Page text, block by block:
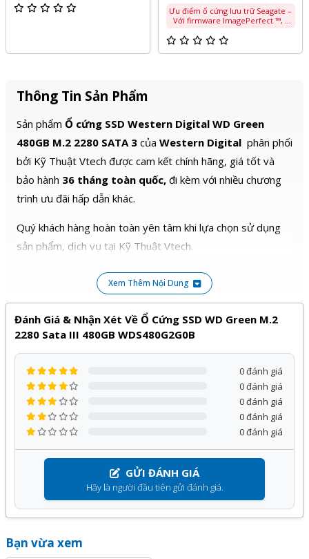
Ưu điểm ổ cứng lưu trữ Seagate –
Với firmware ImagePerfect ™, ổ
thiểu thời gian chết. Bỏ khung
trong khoảng nhiệt độ từ 0°C –
70°C. Bạn sẽ không bị bỏ lỡ bất
cứ một khung hình nào ngay cả
trong môi trường khắc nghiệt
nhất. – SkyHawk được thiết kế để
làm việc được trong hệ thống đa
ổ cứng. Hệ thống giám sát đa ổ có
lâu dài. – Cảm biến RV trong môi
trường RAID duy trì hiệu suất ổ
đĩa bằng cách cải thiện khả năng
chống chịu rung động.
Thông Tin Sản Phẩm
Sản phẩm Ổ cứng SSD Western Digital WD Green
480GB M.2 2280 SATA 3 của Western Digital phân phối
bởi Kỹ Thuật Vtech được cam kết chính hãng, giá tốt và
bảo hành 36 tháng toàn quốc, đi kèm với nhiều chương
trình ưu đãi hấp dẫn khác.
Quý khách hàng hoàn toàn yên tâm khi lựa chọn sử dụng
sản phẩm, dịch vụ tại Kỹ Thuật Vtech.
Xem Thêm Nội Dung
Đánh Giá & Nhận Xét Về Ổ Cứng SSD WD Green M.2
2280 Sata III 480GB WDS480G2G0B
GỬI ĐÁNH GIÁ
Hãy là người đầu tiên gửi đánh giá.
0 đánh giá
0 đánh giá
0 đánh giá
0 đánh giá
0 đánh giá
Bạn vừa xem